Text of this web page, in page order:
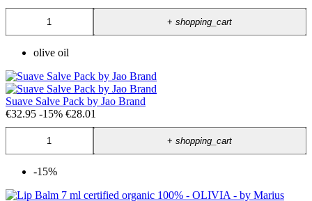
+shopping_cart
olive oil
Suave Salve Pack by Jao Brand
€32.95 -15% €28.01
+shopping_cart
-15%